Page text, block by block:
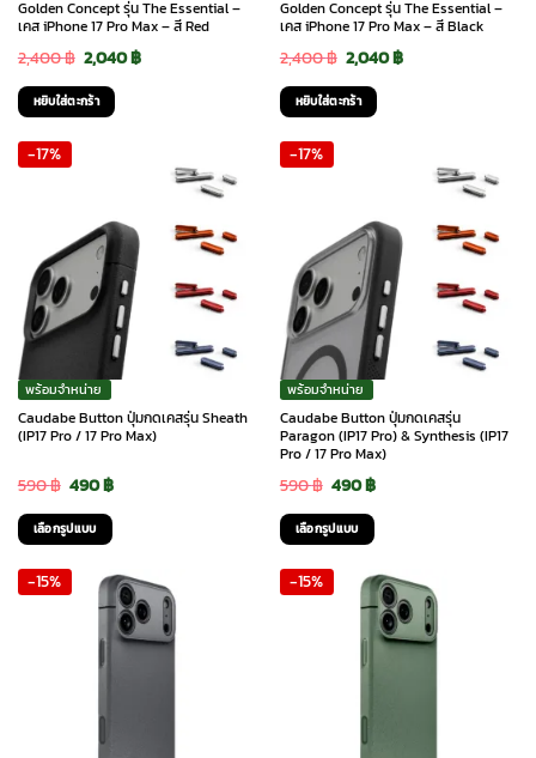
Golden Concept รุ่น The Essential –
เคส iPhone 17 Pro Max – สี Red
2,400฿ Original
price
was:
2,040฿Current
หยิบใส่ตะกร้า
Golden Concept รุ่น The Essential –
เคส iPhone 17 Pro Max – สี Black
2,400฿ Original
price
was:
2,040฿Current
หยิบใส่ตะกร้า
-17%
พร้อมจำหน่าย
Caudabe Button ปุ่มกดเคสรุ่น Sheath
(IP17 Pro / 17 Pro Max)
590฿ Original
price
was:
590 ฿.
490฿Current
490 ฿.
เลือกรูปแบบ
product
-17%
พร้อมจำหน่าย
Caudabe Button ปุ่มกดเคสรุ่น
Paragon (IP17 Pro) & Synthesis (IP17
Pro / 17 Pro Max)
590฿ Original
price
was:
590 ฿.
490฿Current
490 ฿.
เลือกรูปแบบ
product
-15% -15%